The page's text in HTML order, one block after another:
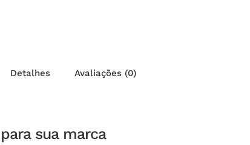
Detalhes Avaliações (0)
sua marca